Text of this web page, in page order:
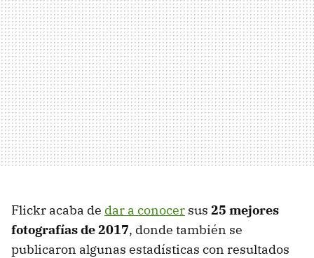
Flickr acaba de dar a conocer sus 25 mejores
fotografías de 2017, donde también se
publicaron algunas estadísticas con resultados